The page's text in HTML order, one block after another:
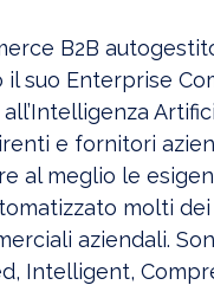
B2B
suo Enterprise
e fornitori
al meglio le
molti
aziendali.
Intelligent,